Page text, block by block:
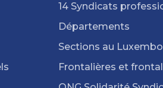
14 Syndicats
Départements
Sections au
Frontalières et